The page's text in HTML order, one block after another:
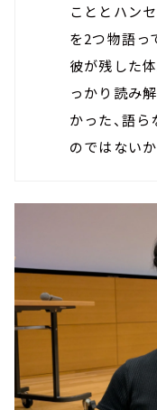
こととハン
を2つ物語っ
彼が残した
っかり読み
かった、語
のではない